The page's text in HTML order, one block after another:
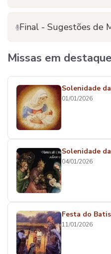
Final - Sugestões de
Missas em destaque
Solenidade
01/01/2026
Solenidade
04/01/2026
Festa do
11/01/2026